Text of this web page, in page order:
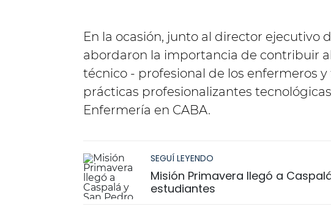
En la ocasión, junto al director ejecutivo
abordaron la importancia de contribuir
técnico - profesional de los enfermeros
prácticas profesionalizantes
Enfermería en CABA.
SEGUÍ LEYENDO
Misión Primavera llegó a
estudiantes